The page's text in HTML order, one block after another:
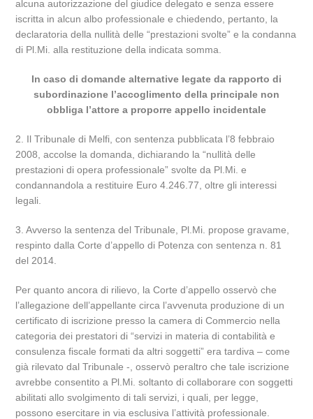
alcuna autorizzazione del giudice delegato e senza essere
iscritta in alcun albo professionale e chiedendo, pertanto, la
declaratoria della nullità delle “prestazioni svolte” e la condanna
di Pl.Mi. alla restituzione della indicata somma.
In caso di domande alternative legate da rapporto di
subordinazione l’accoglimento della principale non
obbliga l’attore a proporre appello incidentale
2. Il Tribunale di Melfi, con sentenza pubblicata l’8 febbraio
2008, accolse la domanda, dichiarando la “nullità delle
prestazioni di opera professionale” svolte da Pl.Mi. e
condannandola a restituire Euro 4.246.77, oltre gli interessi
legali.
3. Avverso la sentenza del Tribunale, Pl.Mi. propose gravame,
respinto dalla Corte d’appello di Potenza con sentenza n. 81
del 2014.
Per quanto ancora di rilievo, la Corte d’appello osservò che
l’allegazione dell’appellante circa l’avvenuta produzione di un
certificato di iscrizione presso la camera di Commercio nella
categoria dei prestatori di “servizi in materia di contabilità e
consulenza fiscale formati da altri soggetti” era tardiva – come
già rilevato dal Tribunale -, osservò peraltro che tale iscrizione
avrebbe consentito a Pl.Mi. soltanto di collaborare con soggetti
abilitati allo svolgimento di tali servizi, i quali, per legge,
possono esercitare in via esclusiva l’attività professionale.